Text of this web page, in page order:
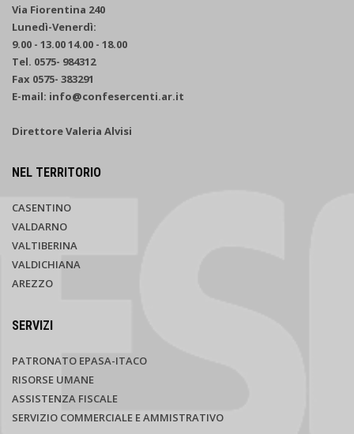
Via Fiorentina 240
Lunedì-Venerdì:
9.00 - 13.00 14.00 - 18.00
Tel. 0575- 984312
Fax 0575- 383291
E-mail: info@confesercenti.ar.it
Direttore Valeria Alvisi
NEL TERRITORIO
CASENTINO
VALDARNO
VALTIBERINA
VALDICHIANA
AREZZO
SERVIZI
PATRONATO EPASA-ITACO
RISORSE UMANE
ASSISTENZA FISCALE
SERVIZIO COMMERCIALE E AMMISTRATIVO